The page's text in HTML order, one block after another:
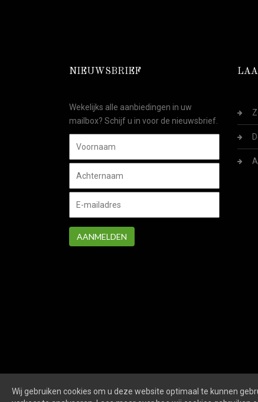
NIEUWSBRIEF
Wekelijks alle aanbiedingen in uw
mailbox? Schijf u in voor de nieuwsbrief.
AANMELDEN
Wij gebruiken cookies om u deze website optimaal te kunnen